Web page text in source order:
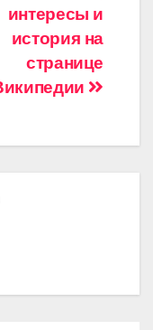
интересы и
история на
странице